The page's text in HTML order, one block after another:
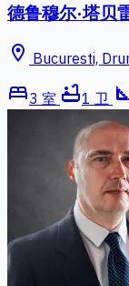
德鲁穆尔·塔贝
location_on Bucuresti,
bed3 室 bathtub1 卫 square_foot